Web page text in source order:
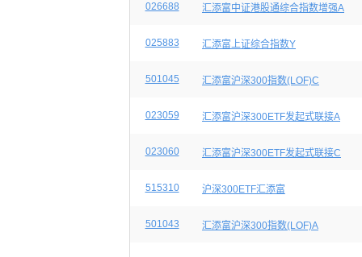
026688 汇添富中证港股通综合指数增强A
025883 汇添富上证综合指数Y
501045 汇添富沪深300指数(LOF)C
023059 汇添富沪深300ETF发起式联接A
023060 汇添富沪深300ETF发起式联接C
515310 沪深300ETF汇添富
501043 汇添富沪深300指数(LOF)A